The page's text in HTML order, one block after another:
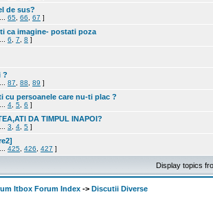
de sus?
65 66 67 ]
ca imagine- postati poza
6 7 8 ]
?
87 88 89 ]
cu persoanele care nu-ti plac ?
4 5 6 ]
DA TIMPUL INAPOI?
3 4 5 ]
425 426 427 ]
Display topics
Itbox Forum Index -> Discutii Diverse